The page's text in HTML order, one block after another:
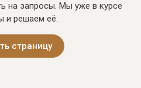
на запросы. Мы уже в курсе
и решаем её.
страницу